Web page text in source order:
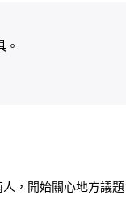
。
，開始關心地方議